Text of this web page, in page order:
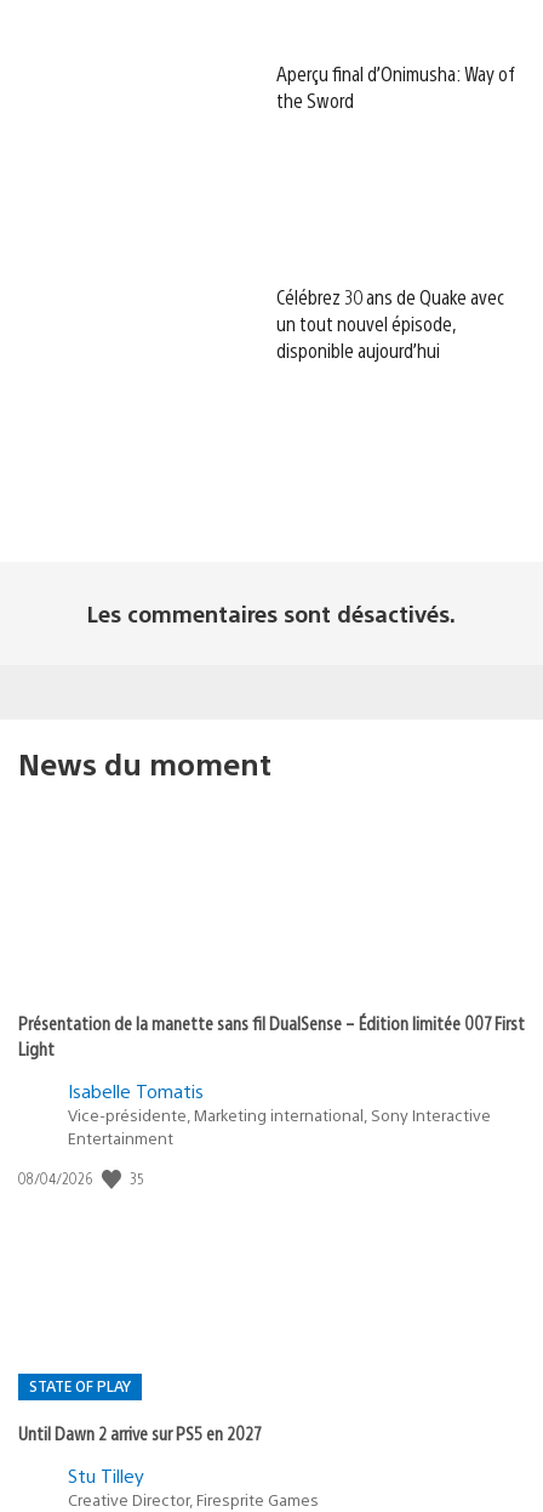
Aperçu final d’Onimusha: Way of
the Sword
Célébrez 30 ans de Quake avec
un tout nouvel épisode,
disponible aujourd’hui
Les commentaires sont désactivés.
News du moment
Présentation de la manette sans fil DualSense – Édition limitée 007 First
Light
Isabelle Tomatis
Vice-présidente, Marketing international, Sony Interactive
Entertainment
Date
08/04/2026 35
STATE OF PLAY
Until Dawn 2 arrive sur PS5 en 2027
PostéeStu Tilley
Creative Director, Firesprite Games